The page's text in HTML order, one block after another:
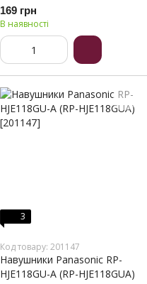
169 грн
В наявності
3
Код товару: 201147
Навушники Panasonic RP-
HJE118GU-A (RP-HJE118GUA)